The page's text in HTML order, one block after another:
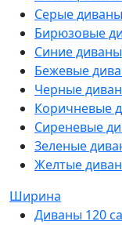
Серые диваны
Бирюзовые
Синие диваны
Бежевые
Черные
Коричневые
Сиреневые
Зеленые
Желтые
Ширина
Диваны 120